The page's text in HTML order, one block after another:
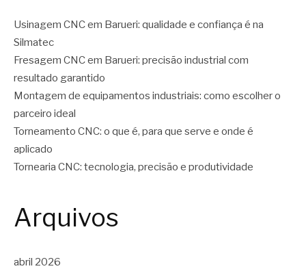
Usinagem CNC em Barueri: qualidade e confiança é na
Silmatec
Fresagem CNC em Barueri: precisão industrial com
resultado garantido
Montagem de equipamentos industriais: como escolher o
parceiro ideal
Torneamento CNC: o que é, para que serve e onde é
aplicado
Tornearia CNC: tecnologia, precisão e produtividade
Arquivos
abril 2026